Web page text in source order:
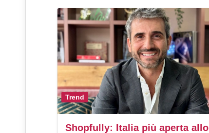
Trend
Shopfully: Italia più aperta allo